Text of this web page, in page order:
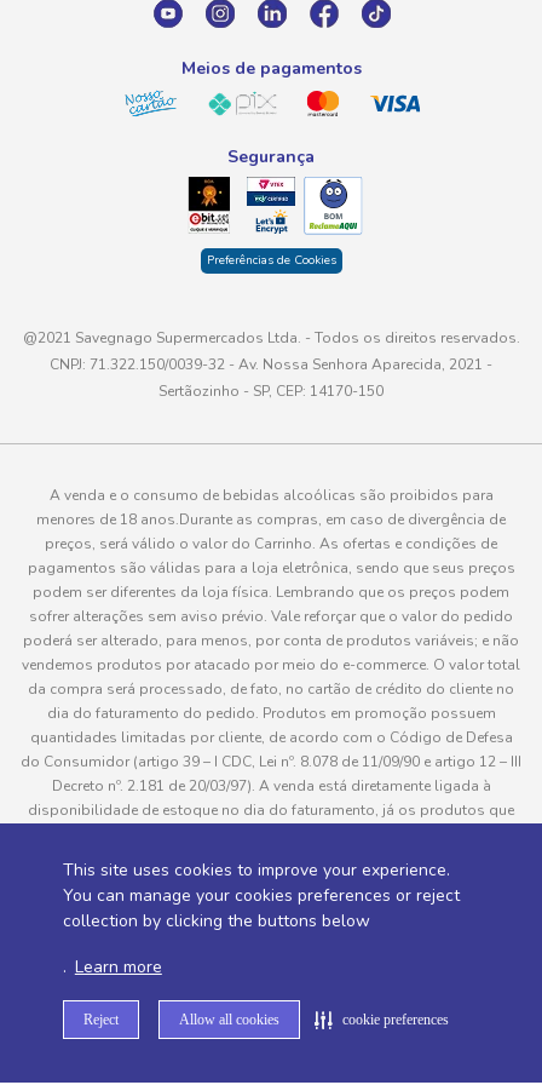
This site uses cookies to improve your experience.
You can manage your cookies preferences or reject
collection by clicking the buttons below
. Learn more
Reject Allow all cookies cookie preferences
atendimento@savegnago.com.br
Meios de pagamentos
Segurança
Preferências de Cookies
@2021 Savegnago Supermercados Ltda. - Todos os direitos reservados.
CNPJ: 71.322.150/0039-32 - Av. Nossa Senhora Aparecida, 2021 -
Sertãozinho - SP, CEP: 14170-150
A venda e o consumo de bebidas alcoólicas são proibidos para
menores de 18 anos.Durante as compras, em caso de divergência de
preços, será válido o valor do Carrinho. As ofertas e condições de
pagamentos são válidas para a loja eletrônica, sendo que seus preços
podem ser diferentes da loja física. Lembrando que os preços podem
sofrer alterações sem aviso prévio. Vale reforçar que o valor do pedido
poderá ser alterado, para menos, por conta de produtos variáveis; e não
vendemos produtos por atacado por meio do e-commerce. O valor total
da compra será processado, de fato, no cartão de crédito do cliente no
dia do faturamento do pedido. Produtos em promoção possuem
quantidades limitadas por cliente, de acordo com o Código de Defesa
do Consumidor (artigo 39 – I CDC, Lei nº. 8.078 de 11/09/90 e artigo 12 – III
Decreto nº. 2.181 de 20/03/97). A venda está diretamente ligada à
disponibilidade de estoque no dia do faturamento, já os produtos que
pedido do cliente, este não será entregue e o valor do item não será
cobrado. As fotos dos produtos no site são ilustrativas, podendo haver
divergência com o produto real e todos os pedidos estão sujeitos à
consultadas em “Política de Entregas”
Desenvolvido por